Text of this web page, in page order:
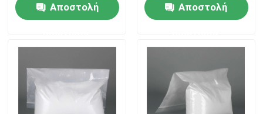
Προϊόντα
Γύρος εργοστασίων
Αποστολή Αποστολή